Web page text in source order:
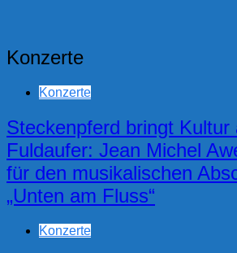
Konzerte
Konzerte
Steckenpferd bringt Kultur
Fuldaufer: Jean Michel
für den musikalischen
„Unten am Fluss“
Konzerte